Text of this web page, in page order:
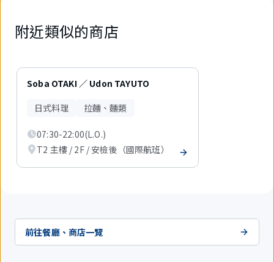
附近類似的商店
Soba OTAKI ／ Udon TAYUTO
日式料理
拉麵、麵類
07:30-22:00(L.O.)
T2 主樓 / 2F / 安檢後（國際航班）
前往餐廳、商店一覽